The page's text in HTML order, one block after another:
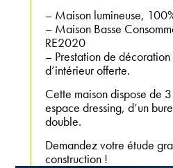
– Maison lumineuse,
– Maison Basse
RE2020
– Prestation de
d’intérieur offerte.
Cette maison dispose de
espace dressing, d’un
double.
Demandez votre étude
construction !